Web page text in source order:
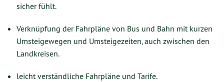
sicher fühlt.
Verknüpfung der Fahrpläne von Bus und Bahn mit kurzen
Umsteigewegen und Umsteigezeiten, auch zwischen den
Landkreisen.
leicht verständliche Fahrpläne und Tarife.